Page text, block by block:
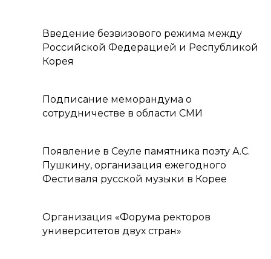
Введение безвизового режима между
Российской Федерацией и Республикой
Корея
Подписание меморандума о
сотрудничестве в области СМИ
Появление в Сеуле памятника поэту А.С.
Пушкину, организация ежегодного
Фестиваля русской музыки в Корее
Организация «Форума ректоров
университетов двух стран»